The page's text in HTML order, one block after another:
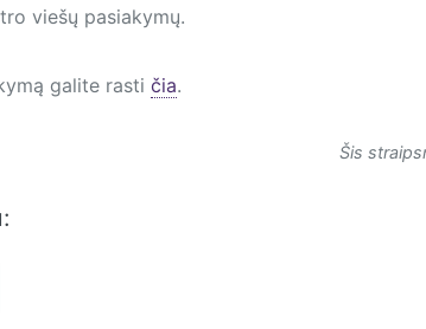
viešų pasiakymų.
galite rasti čia.
Šis